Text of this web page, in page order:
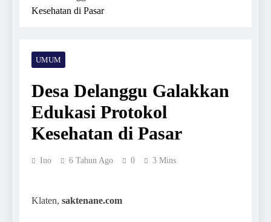
Kesehatan di Pasar
UMUM
Desa Delanggu Galakkan
Edukasi Protokol
Kesehatan di Pasar
Ino 6 Tahun Ago 0 3 Mins
Klaten, saktenane.com